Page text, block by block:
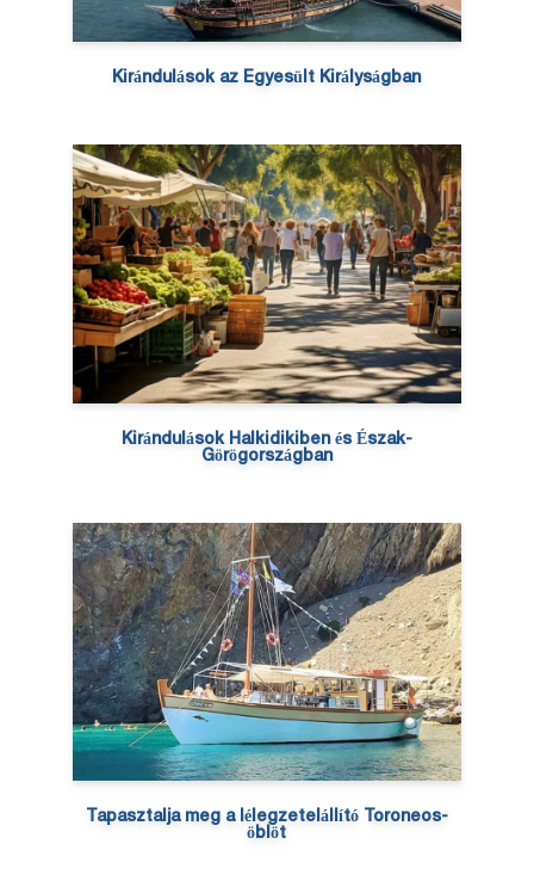
Kirándulások az Egyesült Királyságban
Kirándulások Halkidikiben és Észak-
Görögországban
Tapasztalja meg a lélegzetelállító Toroneos-
öblöt